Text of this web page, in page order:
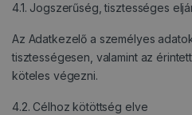
4.1. Jogszerűség, tisztességes
Az Adatkezelő a személyes
tisztességesen, valamint az
köteles végezni.
4.2. Célhoz kötöttség elve